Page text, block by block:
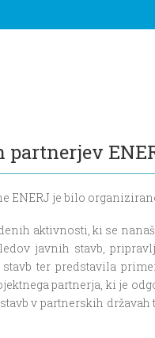
ENERJ je bilo
aktivnosti, ki se
javnih stavb,
ter predstavila
partnerja, ki je
v partnerskih